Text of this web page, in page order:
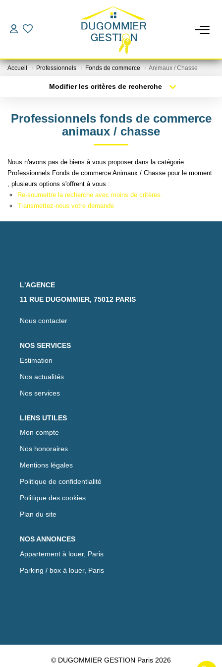
LOCATIONS
L'AGENCE
CONTACT
Accueil Professionnels Fonds de commerce Animaux / Chasse
Modifier les critères de recherche
Budget max
Professionnels fonds de commerce
animaux / chasse
Nous n'avons pas de biens à vous proposer dans la catégorie
Professionnels Fonds de commerce Animaux / Chasse pour le moment
, plusieurs options s'offrent à vous :
Re-soumettre la recherche avec moins de critères.
Transmettez-nous votre demande
L'AGENCE
11 RUE DUGOMMIER, 75012 PARIS
Nous contacter
NOS SERVICES
Estimation
Nos actualités
Nos services
LIENS UTILES
Mon compte
Nos honoraires
Mentions légales
Politique de confidentialité
Politique des cookies
Plan du site
NOS ANNONCES
Appartement à louer, Paris
Parking / box à louer, Paris
© DUGOMMIER GESTION Paris 2026